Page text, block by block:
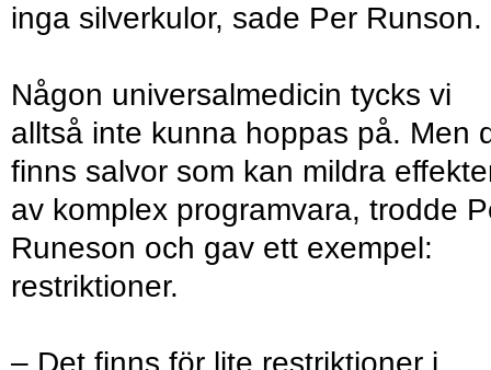
inga silverkulor, sade Per Runson.
Någon universalmedicin tycks vi
alltså inte kunna hoppas på. Men
finns salvor som kan mildra
av komplex programvara, trodde
Runeson och gav ett exempel:
restriktioner.